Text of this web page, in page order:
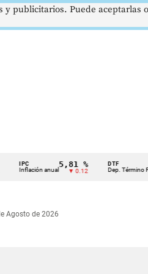
Inflación anual
5,81 %
▼ 0.12 Dep. Término Fijo
Agosto de 2026
publicitarios. Puede aceptarlas